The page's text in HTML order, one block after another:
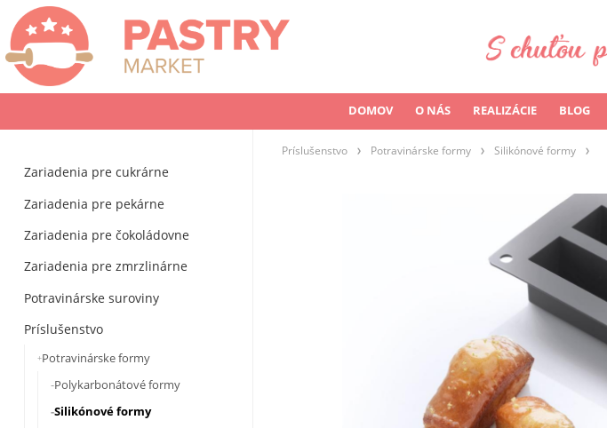
DOMOV O NÁS REALIZÁCIE BLOG
Zariadenia pre cukrárne
Zariadenia pre pekárne
Zariadenia pre čokoládovne
Zariadenia pre zmrzlinárne
Potravinárske suroviny
Príslušenstvo
Potravinárske formy
Polykarbonátové formy
Silikónové formy
Príslušenstvo Potravinárske formy Silikónové formy